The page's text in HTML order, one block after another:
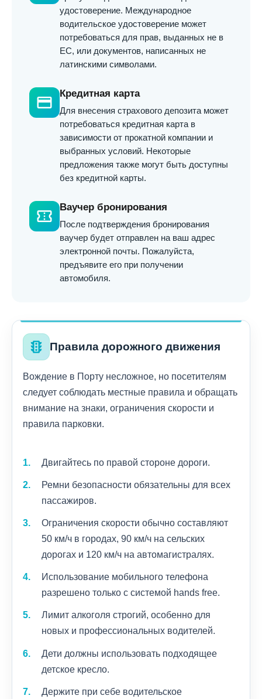
удостоверение. Международное
водительское удостоверение может
потребоваться для прав, выданных не в
ЕС, или документов, написанных не
латинскими символами.
credit_card
Кредитная карта
Для внесения страхового депозита может
потребоваться кредитная карта в
зависимости от прокатной компании и
выбранных условий. Некоторые
предложения также могут быть доступны
без кредитной карты.
confirmation_number
Ваучер бронирования
После подтверждения бронирования
ваучер будет отправлен на ваш адрес
электронной почты. Пожалуйста,
предъявите его при получении
автомобиля.
traffic Правила дорожного движения
Вождение в Порту несложное, но посетителям
следует соблюдать местные правила и обращать
внимание на знаки, ограничения скорости и
правила парковки.
Двигайтесь по правой стороне дороги.
Ремни безопасности обязательны для всех
пассажиров.
Ограничения скорости обычно составляют
50 км/ч в городах, 90 км/ч на сельских
дорогах и 120 км/ч на автомагистралях.
Использование мобильного телефона
разрешено только с системой hands free.
Лимит алкоголя строгий, особенно для
новых и профессиональных водителей.
Дети должны использовать подходящее
детское кресло.
Держите при себе водительское